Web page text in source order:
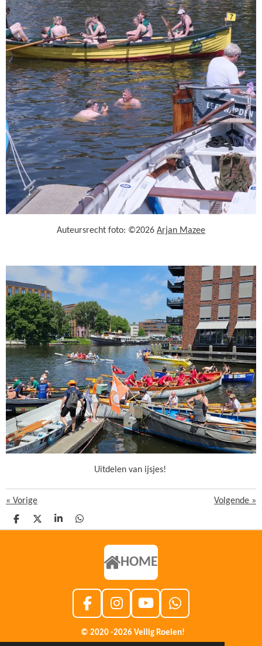
Auteursrecht foto: ©2026 Arjan Mazee
Uitdelen van ijsjes!
« Vorige Volgende »
D
E
D
E
S
H
D
E
HOME
F
C
I
S
Y
U
W
A
© 2020 -2026 Veilig Roeien!